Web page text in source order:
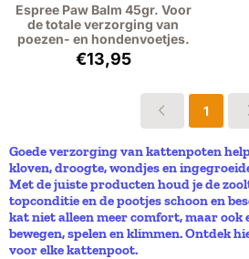
Espree Paw Balm 45gr. Voor
de totale verzorging van
poezen- en hondenvoetjes.
Prijs: 13,95, exclusief
€13,95
1
Goede verzorging van kattenpoten
kloven, droogte, wondjes en
Met de juiste producten houd je de
topconditie en de pootjes schoon en
kat niet alleen meer comfort, maar ook
bewegen, spelen en klimmen. Ontdek
voor elke kattenpoot.